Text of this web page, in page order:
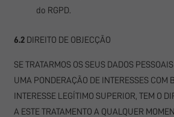
do RGPD.
6.2DIREITO DE OBJECÇÃO
SE TRATARMOS OS SEUS DADOS
UMA PONDERAÇÃO DE INTERESSES COM
INTERESSE LEGÍTIMO SUPERIOR, TEM O
A ESTE TRATAMENTO A QUALQUER